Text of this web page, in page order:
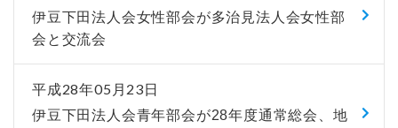
伊豆下田法人会女性部会が多治見法人会女性部
会と交流会
平成28年05月23日
伊豆下田法人会青年部会が28年度通常総会、地